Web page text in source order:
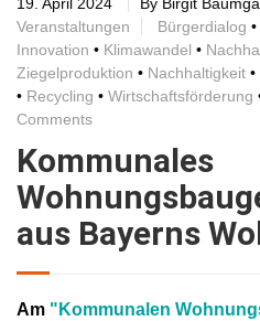
19. April 2024 By Birgit
Veranstaltungen
Bürgerdialog •
Innovation • Klimawandel •
Ziegelproduktion • Nachhaltigkeit •
• Recycling • Wirtschaftsförderung
Comments
Kommunales
aus Bayerns
Am "Kommunalen